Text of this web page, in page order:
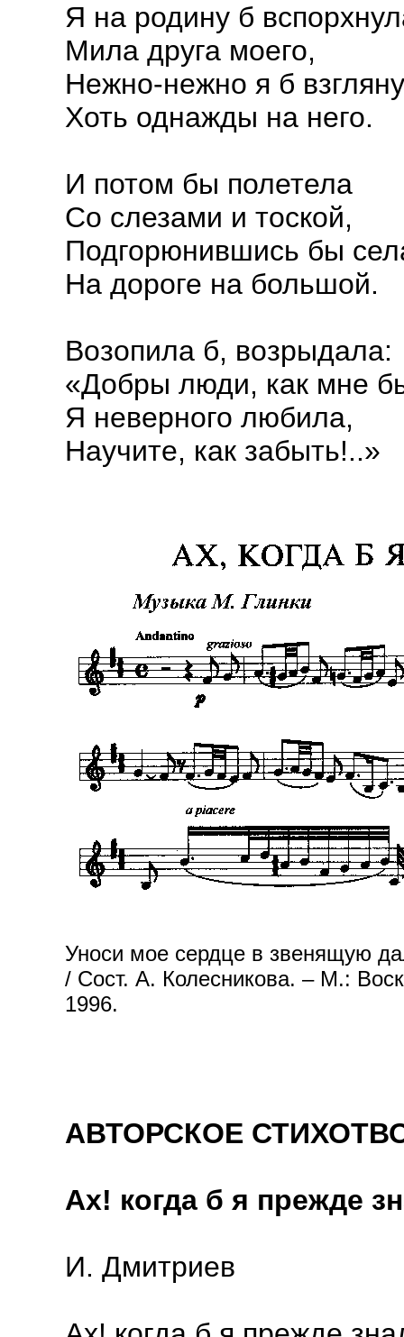
Я на родину б
Мила друга моего,
Нежно-нежно я б
Хоть однажды на него.
И потом бы полетела
Со слезами и тоской,
Подгорюнившись бы
На дороге на большой.
Возопила б, возрыдала:
«Добры люди, как мне
Я неверного любила,
Научите, как забыть!..»
Уноси мое сердце в звенящую
/ Сост. А. Колесникова. – М.:
1996.
АВТОРСКОЕ
Ах! когда б я прежде
И. Дмитриев